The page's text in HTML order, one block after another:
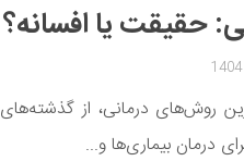
حقیقت یا افسانه؟
روش‌های درمانی، از گذشته‌های
درمان بیماری‌ها و...